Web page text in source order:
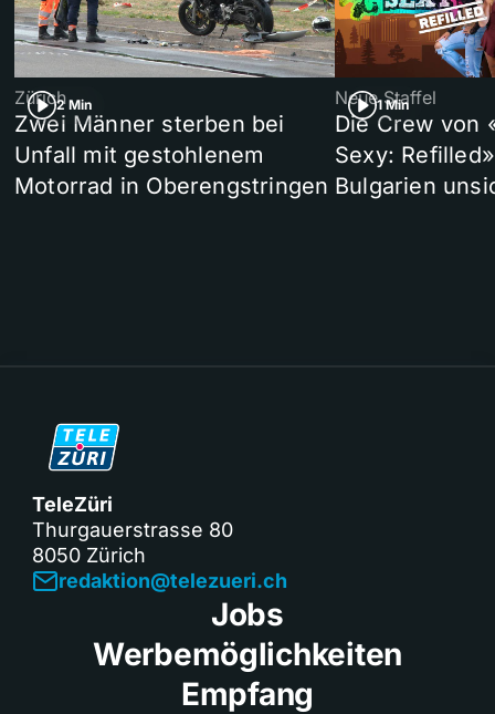
2 Min
Zürich
Zwei Männer sterben bei
Unfall mit gestohlenem
Motorrad in Oberengstringen
1 Min
Neue Staffel
Die Crew von
Sexy:
Bulgarien
TeleZüri
Thurgauerstrasse 80
8050 Zürich
redaktion@telezueri.ch
Jobs
Werbemöglichkeiten
Empfang